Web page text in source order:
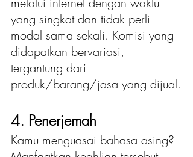
yang singkat dan tidak perli
modal sama sekali. Komisi yang
didapatkan bervariasi,
tergantung dari
produk/barang/jasa yang dijual.
4. Penerjemah
Kamu menguasai bahasa asing?